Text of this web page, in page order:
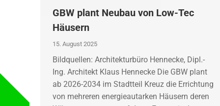
GBW plant Neubau von Low-Tec
Häusern
15. August 2025
Bildquellen: Architekturbüro Hennecke, Dipl.-
Ing. Architekt Klaus Hennecke Die GBW plant
ab 2026-2034 im Stadtteil Kreuz die Errichtung
von mehreren energieautarken Häusern deren